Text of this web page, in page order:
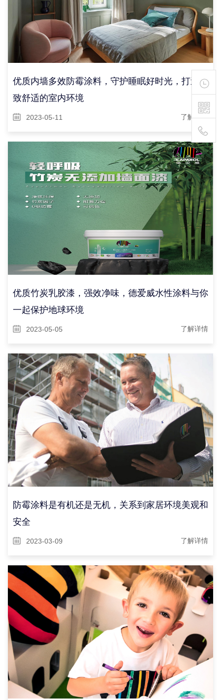
优质内墙多效防霉涂料，守护睡眠好时光，打造极
致舒适的室内环境
2023-05-11 了解详情
优质竹炭乳胶漆，强效净味，德爱威水性涂料与你
一起保护地球环境
2023-05-05 了解详情
防霉涂料是有机还是无机，关系到家居环境美观和
安全
2023-03-09 了解详情
400-
111-
1895